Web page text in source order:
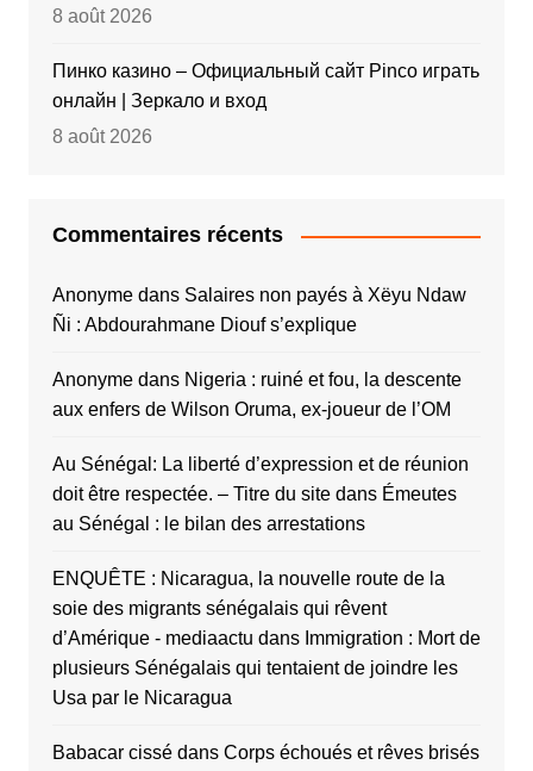
8 août 2026
Пинко казино – Официальный сайт Pinco играть
онлайн | Зеркало и вход
8 août 2026
Commentaires récents
Anonymedans Salaires non payés à Xëyu Ndaw
Ñi : Abdourahmane Diouf s’explique
Anonymedans Nigeria : ruiné et fou, la descente
aux enfers de Wilson Oruma, ex-joueur de l’OM
Au Sénégal: La liberté d’expression et de réunion
doit être respectée. – Titre du sitedans Émeutes
au Sénégal : le bilan des arrestations
ENQUÊTE : Nicaragua, la nouvelle route de la
soie des migrants sénégalais qui rêvent
d’Amérique - mediaactu dans Immigration : Mort de
plusieurs Sénégalais qui tentaient de joindre les
Usa par le Nicaragua
Babacar cissédans Corps échoués et rêves brisés